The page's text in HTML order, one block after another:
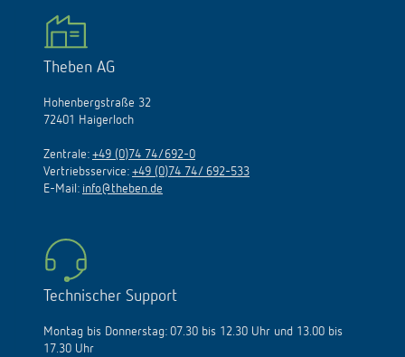
Theben AG
Hohenbergstraße 32
72401 Haigerloch
Zentrale: +49 (0)74 74/692-0
Vertriebsservice: +49 (0)74 74/ 692-533
E-Mail: info@theben.de
Technischer Support
Montag bis Donnerstag: 07.30 bis 12.30 Uhr und 13.00 bis
17.30 Uhr